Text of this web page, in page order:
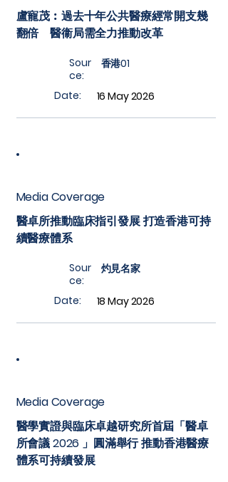
盧寵茂︰過去十年公共醫療經常開支幾
翻倍 醫衞局需全力推動改革
Sour
ce:
香港01
Date: 16 May 2026
Media Coverage
醫卓所推動臨床指引發展 打造香港可持
續醫療體系
Sour
ce:
灼見名家
Date: 18 May 2026
Media Coverage
醫學實證與臨床卓越研究所首屆「醫卓
所會議 2026 」圓滿舉行 推動香港醫療
體系可持續發展